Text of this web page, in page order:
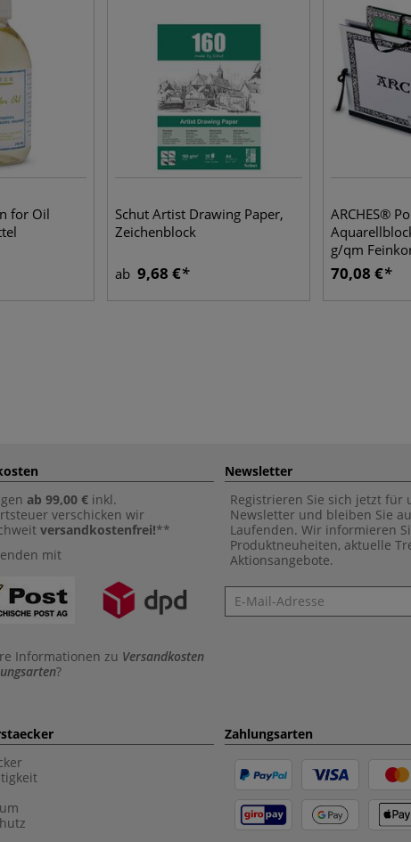
for Oil
Schut Artist Drawing Paper,
Zeichenblock
ab 9,68 €
ARCHES®
g/qm
70,08 €
ab 99,00 € inkl.
verschicken wir
versandkostenfrei!**
mit
Informationen zu Versandkosten
?
Newsletter
Registrieren Sie sich jetzt für
Newsletter und bleiben Sie
Laufenden. Wir informieren
Produktneuheiten, aktuelle
Aktionsangebote.
Newsletter
Zahlungsarten